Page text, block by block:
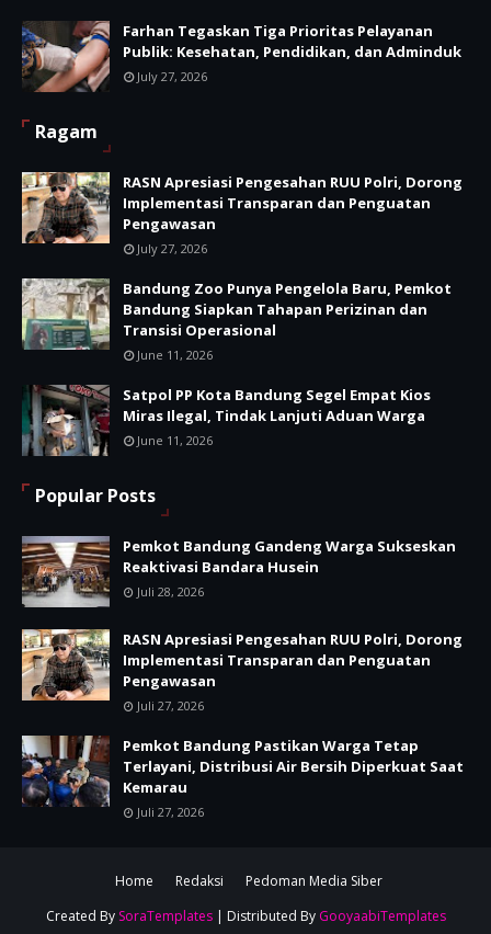
Farhan Tegaskan Tiga Prioritas Pelayanan
Publik: Kesehatan, Pendidikan, dan Adminduk
July 27, 2026
Ragam
RASN Apresiasi Pengesahan RUU Polri, Dorong
Implementasi Transparan dan Penguatan
Pengawasan
July 27, 2026
Bandung Zoo Punya Pengelola Baru, Pemkot
Bandung Siapkan Tahapan Perizinan dan
Transisi Operasional
June 11, 2026
Satpol PP Kota Bandung Segel Empat Kios
Miras Ilegal, Tindak Lanjuti Aduan Warga
June 11, 2026
Popular Posts
Pemkot Bandung Gandeng Warga Sukseskan
Reaktivasi Bandara Husein
Juli 28, 2026
RASN Apresiasi Pengesahan RUU Polri, Dorong
Implementasi Transparan dan Penguatan
Pengawasan
Juli 27, 2026
Pemkot Bandung Pastikan Warga Tetap
Terlayani, Distribusi Air Bersih Diperkuat Saat
Kemarau
Juli 27, 2026
Home Redaksi
Pedoman Media Siber
Created By SoraTemplates| Distributed By GooyaabiTemplates